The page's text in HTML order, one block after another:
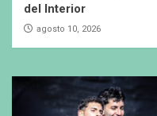
del Interior
agosto 10, 2026